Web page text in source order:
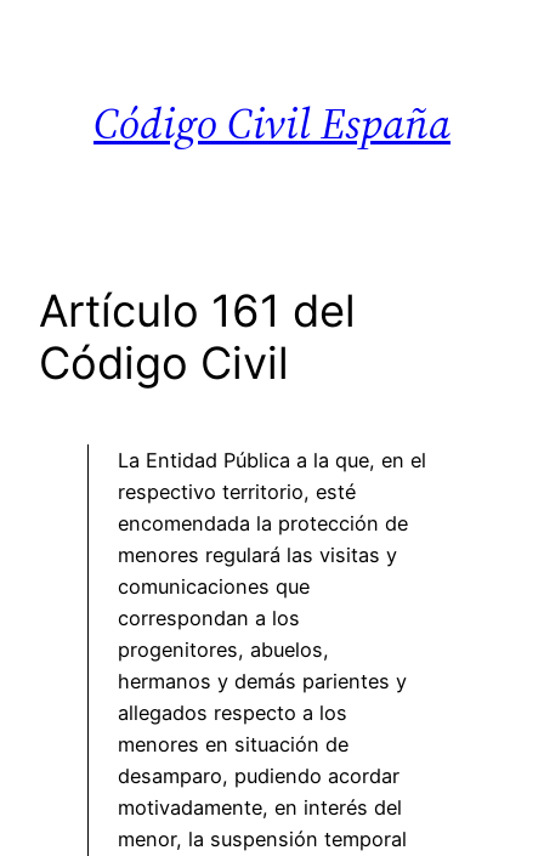
Código Civil España
Artículo 161 del
Código Civil
La Entidad Pública a la que, en el
respectivo territorio, esté
encomendada la protección de
menores regulará las visitas y
comunicaciones que
correspondan a los
progenitores, abuelos,
hermanos y demás parientes y
allegados respecto a los
menores en situación de
desamparo, pudiendo acordar
motivadamente, en interés del
menor, la suspensión temporal